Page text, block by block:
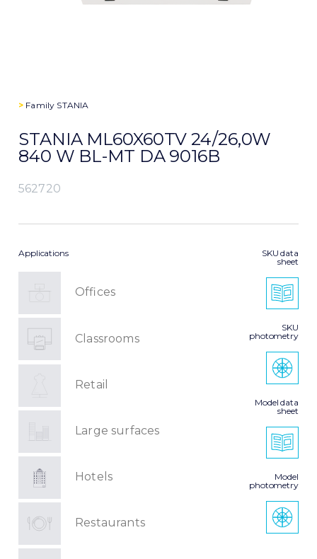
> Family STANIA
STANIA ML60X60TV 24/26,0W
840 W BL-MT DA 9016B
562720
Applications
Offices
Classrooms
Retail
Large surfaces
Hotels
Restaurants
SKU data
sheet
SKU
photometry
Model data
sheet
Model
photometry